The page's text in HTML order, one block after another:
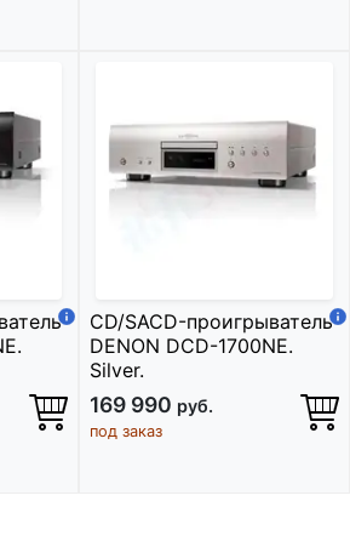
CD/SACD-проигрыватель
DENON DCD-1700NE.
Silver.
169 990 руб.
под заказ